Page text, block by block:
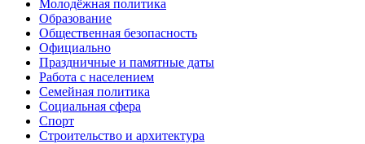
Молодёжная политика
Образование
Общественная безопасность
Официально
Праздничные и памятные даты
Работа с населением
Семейная политика
Социальная сфера
Спорт
Строительство и архитектура